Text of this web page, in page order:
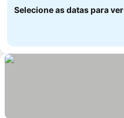
Selecione as datas para